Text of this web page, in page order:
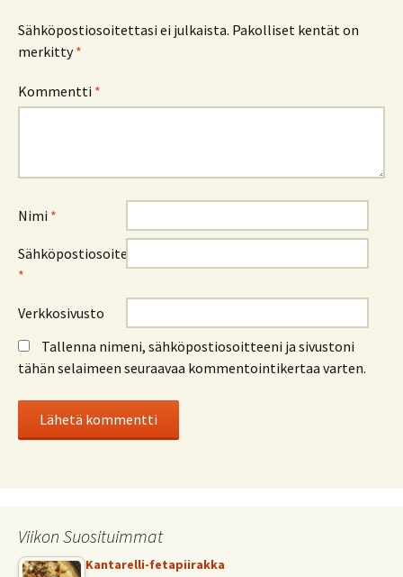
Sähköpostiosoitettasi ei julkaista. Pakolliset kentät on
merkitty*
Kommentti *
Nimi *
Sähköpostiosoite
*
Verkkosivusto
Tallenna nimeni, sähköpostiosoitteeni ja sivustoni
tähän selaimeen seuraavaa kommentointikertaa varten.
Viikon Suosituimmat
Kantarelli-fetapiirakka